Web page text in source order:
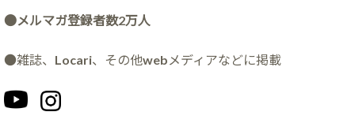
●メルマガ登録者数2万人
●雑誌、Locari、その他webメディアなどに掲載